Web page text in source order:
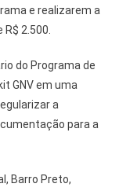
e realizarem a
2.500.
do Programa de
GNV em uma
a
para a
Barro Preto,